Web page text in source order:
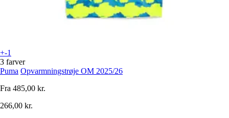
+-1
3 farver
Puma Opvarmningstrøje OM 2025/26
Fra 485,00 kr.
266,00 kr.